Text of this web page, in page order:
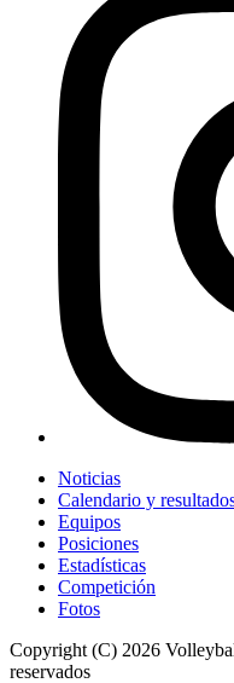
Noticias
Calendario y
Equipos
Posiciones
Estadísticas
Competición
Fotos
Copyright (C) 2026
reservados